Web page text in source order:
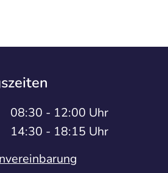
08:30 - 12:00 Uhr
14:30 - 18:15 Uhr